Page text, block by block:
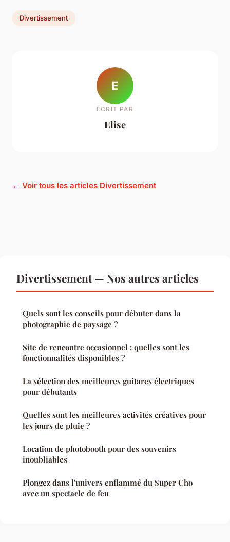
Divertissement
E
ECRIT PAR
Elise
← Voir tous les articles Divertissement
Divertissement — Nos autres articles
Quels sont les conseils pour débuter dans la
photographie de paysage ?
Site de rencontre occasionnel : quelles sont les
fonctionnalités disponibles ?
La sélection des meilleures guitares électriques
pour débutants
Quelles sont les meilleures activités créatives pour
les jours de pluie ?
Location de photobooth pour des souvenirs
inoubliables
Plongez dans l'univers enflammé du Super Cho
avec un spectacle de feu